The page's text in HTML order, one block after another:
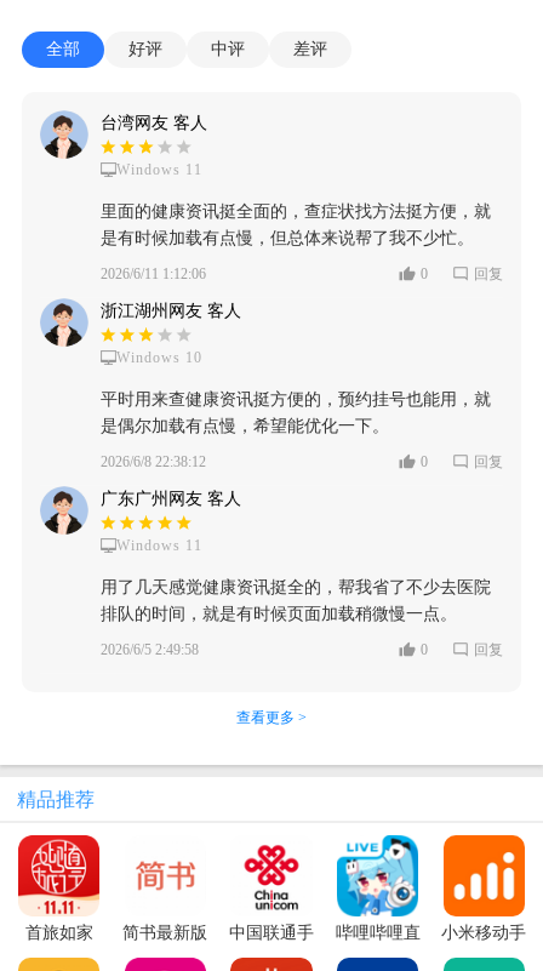
全部 好评 中评 差评
台湾网友 客人
Windows 11
里面的健康资讯挺全面的，查症状找方法挺方便，就
是有时候加载有点慢，但总体来说帮了我不少忙。
2026/6/11 1:12:06 0 回复
浙江湖州网友 客人
Windows 10
平时用来查健康资讯挺方便的，预约挂号也能用，就
是偶尔加载有点慢，希望能优化一下。
2026/6/8 22:38:12 0 回复
广东广州网友 客人
Windows 11
用了几天感觉健康资讯挺全的，帮我省了不少去医院
排队的时间，就是有时候页面加载稍微慢一点。
2026/6/5 2:49:58 0 回复
查看更多 >
精品推荐
首旅如家
简书最新版
本
中国联通手
机客户端官
哔哩哔哩直
播姬App
小米移动手
机营业厅最